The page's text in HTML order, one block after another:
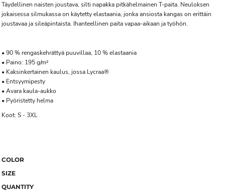
Täydellinen naisten joustava, silti napakka pitkähelmainen T-paita. Neuloksen
jokaisessa silmukassa on käytetty elastaania, jonka ansiosta kangas on erittäin
joustavaa ja sileäpintaista. Ihanteellinen paita vapaa-aikaan ja työhön.
• 90 % rengaskehrättyä puuvillaa, 10 % elastaania
• Paino: 195 g/m²
• Kaksinkertainen kaulus, jossa Lycraa®
• Entsyymipesty
• Avara kaula-aukko
• Pyöristetty helma
Koot: S - 3XL
COLOR
SIZE
QUANTITY